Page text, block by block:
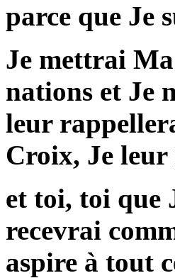
parce que Je
Je mettrai
nations et Je
leur
Croix, Je leur
et toi, toi que
recevrai
aspire à tout